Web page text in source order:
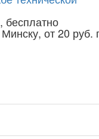
бесплатно
от 20 руб.